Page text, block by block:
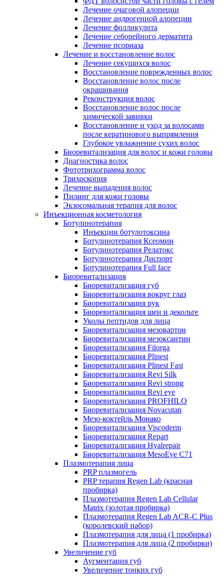
Лечение очаговой алопеции
Лечение андрогенной алопеции
Лечение фолликулита
Лечение себорейного дерматита
Лечение псориаза
Лечение и восстановление волос
Лечение секущихся волос
Восстановление поврежденных волос
Восстановление волос после
окрашивания
Реконструкция волос
Восстановление волос после
химической завивки
Восстановление и уход за волосами
после кератинового выпрямления
Глубокое увлажнение сухих волос
Биоревитализация для волос и кожи головы
Диагностика волос
Фототрихограмма волос
Трихоскопия
Лечение выпадения волос
Пилинг для кожи головы
Экзосомальная терапия для волос
Инъекционная косметология
Ботулинотерапия
Инъекции ботулотоксина
Ботулинотерапия Ксеомин
Ботулинотерапия Релатокс
Ботулинотерапия Диспорт
Ботулинотерапия Full face
Биоревитализация
Биоревитализация губ
Биоревитализация вокруг глаз
Биоревитализация рук
Биоревитализация шеи и декольте
Уколы пептидов для лица
Биоревитализация мезовартон
Биоревитализация мезоксантин
Биоревитализация Filorga
Биоревитализация Plinest
Биоревитализация Plinest Fast
Биоревитализация Revi Silk
Биоревитализация Revi strong
Биоревитализация Revi eye
Биоревитализация PROFHILO
Биоревитализация Novacutan
Мезо-коктейль Монако
Биоревитализация Viscoderm
Биоревитализация Repart
Биоревитализация Hyalrepair
Биоревитализация MesoEye C71
Плазмотерапия лица
PRP плазмогель
PRP терапия Regen Lab (красная
пробирка)
Плазмотерапия Regen Lab Cellular
Matrix (золотая пробирка)
Плазмотерапия Regen Lab ACR-C Plus
(королевский набор)
Плазмотерапия для лица (1 пробирка)
Плазмотерапия для лица (2 пробирки)
Увеличение губ
Аугментация губ
Увеличение тонких губ